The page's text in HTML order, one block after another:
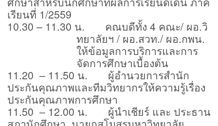
เรียนที่ 1/2559
10.30 – 11.30 น. คณบดีทั้ง 4 คณะ/ ผอ.วิ
ทยาลัยฯ / ผอ.สวท./ ผอ.กพน.
ให้ข้อมูลการบริการและการ
จัดการศึกษาเบื้องต้น
11.20 – 11.50 น. ผู้อำนวยการสำนัก
ประกันคุณภาพและทีมวิทยากรให้ความรู้เรื่อง
ประกันคุณภาพการศึกษา
11.50 – 12.00 น. ผู้นำเชียร์ และ ประธาน